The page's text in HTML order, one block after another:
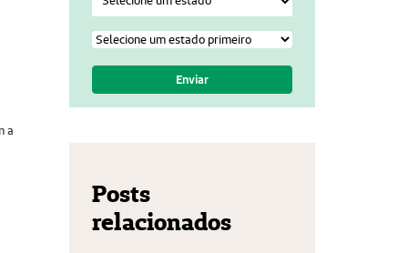
a
Posts
relacionados